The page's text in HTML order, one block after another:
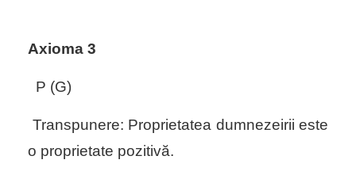
Axioma 3
P (G)
Transpunere: Proprietatea dumnezeirii este
o proprietate pozitivă.